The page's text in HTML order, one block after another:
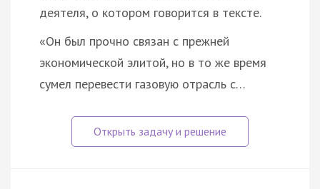
деятеля, о котором говорится в тексте.
«Он был прочно связан с прежней
экономической элитой, но в то же время
сумел перевести газовую отрасль с…